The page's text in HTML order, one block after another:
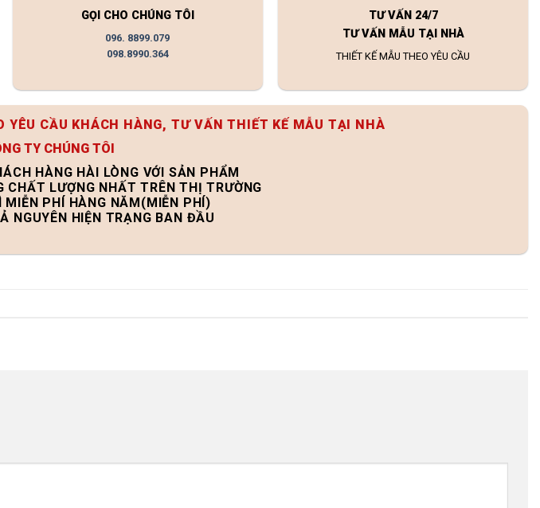
GỌI CHO CHÚNG TÔI
096. 8899.079
098.8990.364
TƯ VẤN 24/7
TƯ VẤN MẪU TẠI NHÀ
THIẾT KẾ MẪU THEO YÊU CẦU
CẦU KHÁCH HÀNG, TƯ VẤN THIẾT KẾ MẪU TẠI NHÀ
TY CHÚNG TÔI
HÀNG HÀI LÒNG VỚI SẢN PHẨM
LƯỢNG NHẤT TRÊN THỊ TRƯỜNG
PHÍ HÀNG NĂM(MIỄN PHÍ)
NGUYÊN HIỆN TRẠNG BAN ĐẦU